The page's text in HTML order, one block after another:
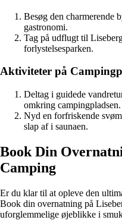
Besøg den charmerende
gastronomi.
Tag på udflugt til
forlystelsesparken.
Aktiviteter på
Deltag i guidede
omkring campingpladsen.
Nyd en forfriskende
slap af i saunaen.
Book Din
Camping
Er du klar til at opleve den
Book din overnatning på
uforglemmelige øjeblikke i